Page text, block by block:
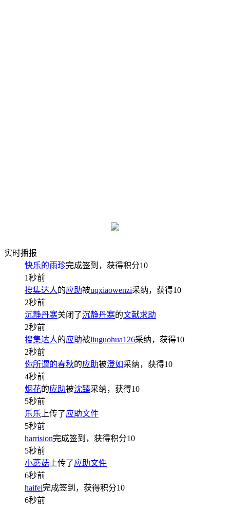
实时播报
快乐的雨珍完成签到，获得积分10
1秒前
搜集达人的应助被uqxiaowenzi采纳，获得10
2秒前
沉静丹寒关闭了沉静丹寒的文献求助
2秒前
搜集达人的应助被liuguohua126采纳，获得10
2秒前
你所谓的春秋的应助被澄如采纳，获得10
4秒前
烟花的应助被沈臻采纳，获得10
5秒前
乐乐 上传了应助文件
5秒前
harrision完成签到，获得积分10
5秒前
小蘑菇 上传了应助文件
6秒前
haifei完成签到，获得积分10
6秒前